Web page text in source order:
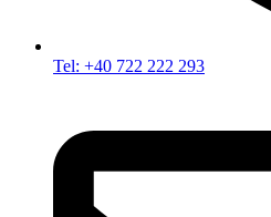
Tel: +40 722 222 293